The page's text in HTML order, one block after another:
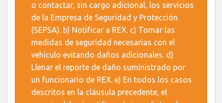
o contactar, sin cargo adicional, los servicios
de la Empresa de Seguridad y Protección
(SEPSA). b) Notificar a REX. c) Tomar las
medidas de seguridad necesarias con el
vehículo evitando daños adicionales. d)
Llenar el reporte de daño suministrado por
un funcionario de REX. e) En todos los casos
descritos en la cláusula precedente, el